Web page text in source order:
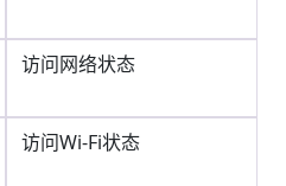
访问网络状态
访问Wi-Fi状态